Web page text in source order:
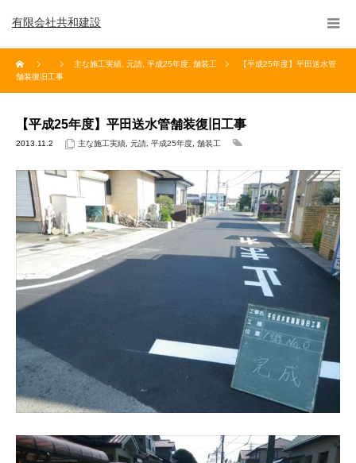
有限会社共和建設
主な施工実績 元請 平成25年度 舗装工
【平成25年度】平田送水管
舗装復旧工事
【平成25年度】平田送水管舗装復旧工事
2013.11.2 主な施工実績 元請 平成25年度 舗装工